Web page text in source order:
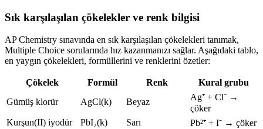
Sık karşılaşılan çökelekler ve renk bilgisi
AP Chemistry sınavında en sık karşılaşılan çökelekleri tanımak,
Multiple Choice sorularında hız kazanmanızı sağlar. Aşağıdaki tablo,
en yaygın çökelekleri, formüllerini ve renklerini özetler:
Çökelek Formül Renk
Kural grubu
Gümüş klorür
AgCl(k) Beyaz
Ag⁺ + Cl⁻ →
çöker
Kurşun(II) iyodür
PbI₂(k) Sarı
Pb²⁺ + I⁻ → çöker